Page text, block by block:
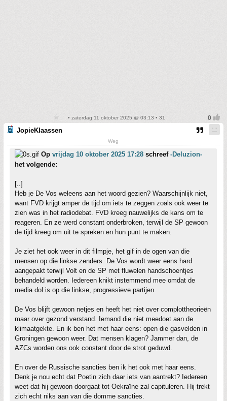
• zaterdag 11 oktober 2025 @ 03:13 • 31
JopieKlaassen
Weg
Op vrijdag 10 oktober 2025 17:28 schreef -Deluzion-
het volgende:
[..]
Heb je De Vos weleens aan het woord gezien? Waarschijnlijk niet,
want FVD krijgt amper de tijd om iets te zeggen zoals ook weer te
zien was in het radiodebat. FVD kreeg nauwelijks de kans om te
reageren. En ze werd constant onderbroken, terwijl de SP gewoon
de tijd kreeg om uit te spreken en hun punt te maken.
Je ziet het ook weer in dit filmpje, het gif in de ogen van die
mensen op die linkse zenders. De Vos wordt weer eens hard
aangepakt terwijl Volt en de SP met fluwelen handschoentjes
behandeld worden. Iedereen knikt instemmend mee omdat de
media dol is op die linkse, progressieve partijen.
De Vos blijft gewoon netjes en heeft het niet over complottheorieën
maar over gezond verstand. Iemand die niet meedoet aan de
klimaatgekte. En ik ben het met haar eens: open die gasvelden in
Groningen gewoon weer. Dat mensen klagen? Jammer dan, de
AZCs worden ons ook constant door de strot geduwd.
En over de Russische sancties ben ik het ook met haar eens.
Denk je nou echt dat Poetin zich daar iets van aantrekt? Iedereen
weet dat hij gewoon doorgaat tot Oekraïne zal capituleren. Hij trekt
zich echt niks aan van die domme sancties.